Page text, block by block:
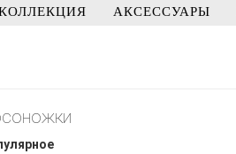
АКСЕССУАРЫ